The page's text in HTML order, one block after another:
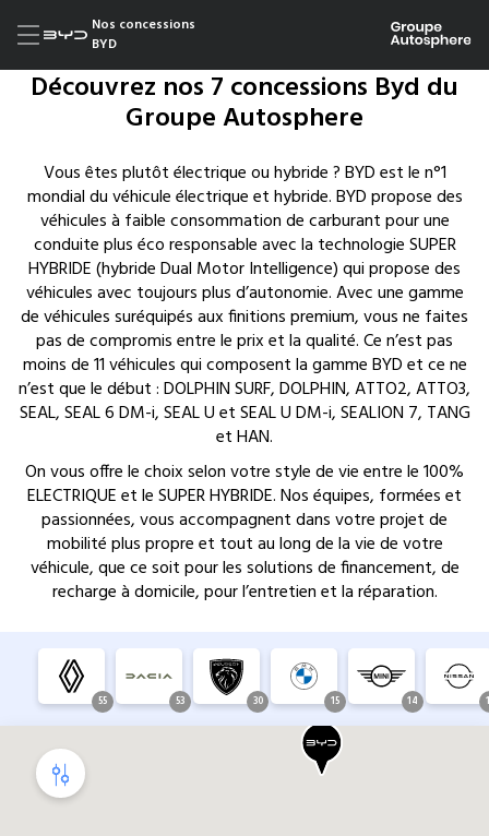
Nos concessions
BYD
Découvrez nos 7 concessions Byd du
Groupe Autosphere
Vous êtes plutôt électrique ou hybride ? BYD est le n°1
mondial du véhicule électrique et hybride. BYD propose des
véhicules à faible consommation de carburant pour une
conduite plus éco responsable avec la technologie SUPER
HYBRIDE (hybride Dual Motor Intelligence) qui propose des
véhicules avec toujours plus d’autonomie. Avec une gamme
de véhicules suréquipés aux finitions premium, vous ne faites
pas de compromis entre le prix et la qualité. Ce n’est pas
moins de 11 véhicules qui composent la gamme BYD et ce ne
n’est que le début : DOLPHIN SURF, DOLPHIN, ATTO2, ATTO3,
SEAL, SEAL 6 DM-i, SEAL U et SEAL U DM-i, SEALION 7, TANG
et HAN.
On vous offre le choix selon votre style de vie entre le 100%
ELECTRIQUE et le SUPER HYBRIDE. Nos équipes, formées et
passionnées, vous accompagnent dans votre projet de
mobilité plus propre et tout au long de la vie de votre
véhicule, que ce soit pour les solutions de financement, de
recharge à domicile, pour l’entretien et la réparation.
55 53 30 15 14